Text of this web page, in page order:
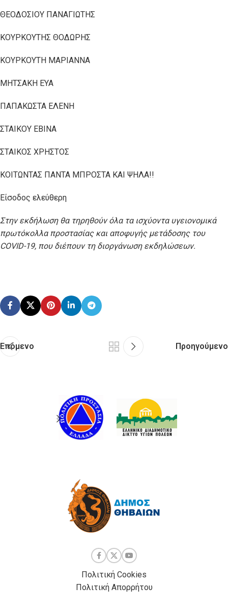
ΘΕΟΔΟΣΙΟΥ ΠΑΝΑΓΙΩΤΗΣ
ΚΟΥΡΚΟΥΤΗΣ ΘΟΔΩΡΗΣ
ΚΟΥΡΚΟΥΤΗ ΜΑΡΙΑΝΝΑ
ΜΗΤΣΑΚΗ ΕΥΑ
ΠΑΠΑΚΩΣΤΑ ΕΛΕΝΗ
ΣΤΑΙΚΟΥ ΕΒΙΝΑ
ΣΤΑΙΚΟΣ ΧΡΗΣΤΟΣ
ΚΟΙΤΩΝΤΑΣ ΠΑΝΤΑ ΜΠΡΟΣΤΑ ΚΑΙ ΨΗΛΑ!!
Είσοδος ελεύθερη
Στην εκδήλωση θα τηρηθούν όλα τα ισχύοντα υγειονομικά
πρωτόκολλα προστασίας και αποφυγής μετάδοσης του
COVID-19, που διέπουν τη διοργάνωση εκδηλώσεων.
Επόμενο Προηγούμενο
Πολιτική Cookies
Πολιτική Απορρήτου